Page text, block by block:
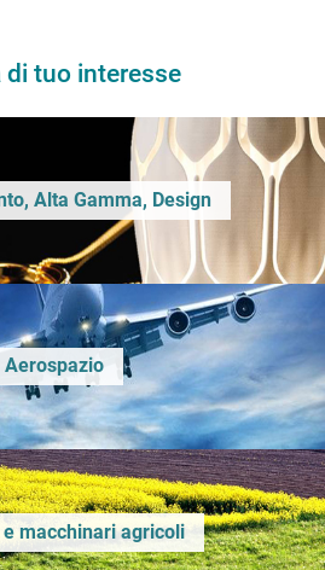
di tuo interesse
Alta Gamma, Design
Aerospazio
macchinari agricoli